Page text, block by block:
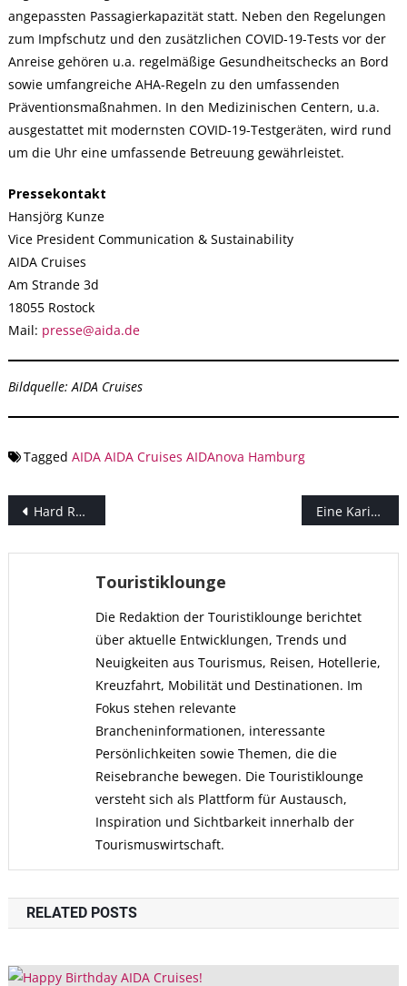
angepassten Passagierkapazität statt. Neben den Regelungen
zum Impfschutz und den zusätzlichen COVID-19-Tests vor der
Anreise gehören u.a. regelmäßige Gesundheitschecks an Bord
sowie umfangreiche AHA-Regeln zu den umfassenden
Präventionsmaßnahmen. In den Medizinischen Centern, u.a.
ausgestattet mit modernsten COVID-19-Testgeräten, wird rund
um die Uhr eine umfassende Betreuung gewährleistet.
Pressekontakt
Hansjörg Kunze
Vice President Communication & Sustainability
AIDA Cruises
Am Strande 3d
18055 Rostock
Mail: presse@aida.de
Bildquelle: AIDA Cruises
Tagged AIDA AIDA Cruises AIDAnova Hamburg
Beitragsnavigation
Hard Rock Hotels® gibt Pläne für das Hard Rock Hotel Marbella bekannt Eine Karibik-Kreuzfahrt auf der Mein Schiff 2 in Corona-Zeiten
Touristiklounge
Die Redaktion der Touristiklounge berichtet
über aktuelle Entwicklungen, Trends und
Neuigkeiten aus Tourismus, Reisen, Hotellerie,
Kreuzfahrt, Mobilität und Destinationen. Im
Fokus stehen relevante
Brancheninformationen, interessante
Persönlichkeiten sowie Themen, die die
Reisebranche bewegen. Die Touristiklounge
versteht sich als Plattform für Austausch,
Inspiration und Sichtbarkeit innerhalb der
Tourismuswirtschaft.
RELATED POSTS